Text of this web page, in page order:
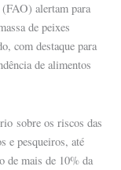
alertam para
de peixes
com destaque para
de alimentos
sobre os riscos das
e pesqueiros, até
de mais de 10% da